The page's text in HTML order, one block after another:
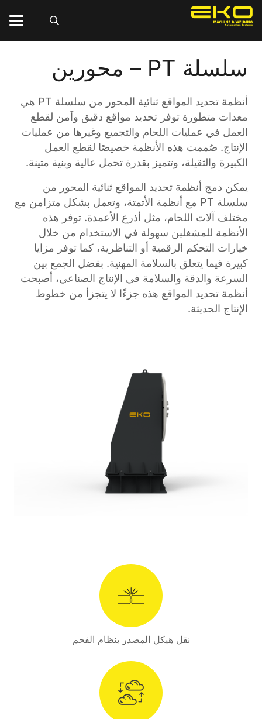
سلسلة PT – محورين
أنظمة تحديد المواقع ثنائية المحور من سلسلة PT هي
معدات متطورة توفر تحديد مواقع دقيق وآمن لقطع
العمل في عمليات اللحام والتجميع وغيرها من عمليات
الإنتاج. صُممت هذه الأنظمة خصيصًا لقطع العمل
الكبيرة والثقيلة، وتتميز بقدرة تحمل عالية وبنية متينة.
يمكن دمج أنظمة تحديد المواقع ثنائية المحور من
سلسلة PT مع أنظمة الأتمتة، وتعمل بشكل متزامن مع
مختلف آلات اللحام، مثل أذرع الأعمدة. توفر هذه
الأنظمة للمشغلين سهولة في الاستخدام من خلال
خيارات التحكم الرقمية أو التناظرية، كما توفر مزايا
كبيرة فيما يتعلق بالسلامة المهنية. بفضل الجمع بين
السرعة والدقة والسلامة في الإنتاج الصناعي، أصبحت
أنظمة تحديد المواقع هذه جزءًا لا يتجزأ من خطوط
الإنتاج الحديثة.
نقل هيكل المصدر بنظام الفحم